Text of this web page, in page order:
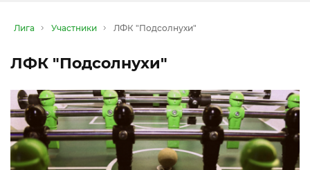
Лига Участники ЛФК "Подсолнухи"
ЛФК "Подсолнухи"